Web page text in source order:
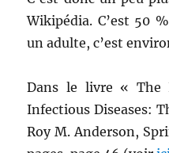
Wikipédia. C’est 50
un adulte, c’est
Dans le livre « The
Infectious Diseases:
Roy M. Anderson,